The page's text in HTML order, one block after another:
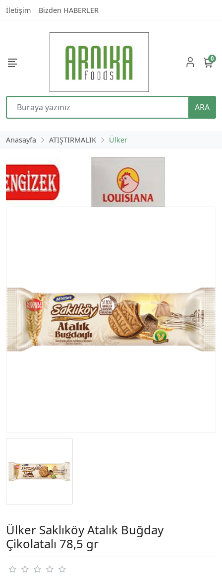
İletişim Bizden HABERLER
ARA
0
Anasayfa ATIŞTIRMALIK Ülker
Ülker Saklıköy Atalık Buğday
Çikolatalı 78,5 gr